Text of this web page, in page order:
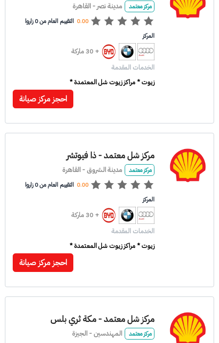
مركز معتمد مدينة نصر - القاهرة
0.00
التقييم العام من 0 زاروا
المركز
+ 30 ماركة
الخدمات المقدمة
زيوت * مراكز زيوت شل المعتمدة *
احجز مركز صيانة
مركز شل معتمد - ذا فيوتشر
مركز معتمد مدينة الشروق - القاهرة
0.00
التقييم العام من 0 زاروا
المركز
+ 30 ماركة
الخدمات المقدمة
زيوت * مراكز زيوت شل المعتمدة *
احجز مركز صيانة
مركز شل معتمد - مكة ثري بلس
مركز معتمد المهندسين - الجيزة